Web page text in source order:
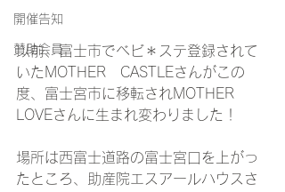
開催告知
賛助会員
以前、富士市でベビ＊ステ登録されて
いたMOTHER　CASTLEさんがこの
度、富士宮市に移転されMOTHER
LOVEさんに生まれ変わりました！
場所は西富士道路の富士宮口を上がっ
たところ、助産院エスアールハウスさ